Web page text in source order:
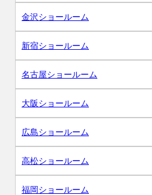
金沢ショールーム
新宿ショールーム
名古屋ショールーム
大阪ショールーム
広島ショールーム
高松ショールーム
福岡ショールーム